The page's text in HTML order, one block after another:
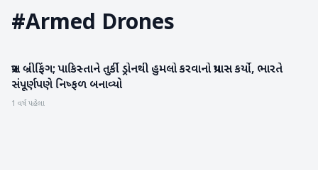
#Armed Drones
રાષ્ટ્રીય
પ્રેસ બ્રીફિંગ; પાકિસ્તાને તુર્કી ડ્રોનથી હુમલો કરવાનો પ્રયાસ કર્યો, ભારતે
સંપૂર્ણપણે નિષ્ફળ બનાવ્યો
1 વર્ષ પહેલા